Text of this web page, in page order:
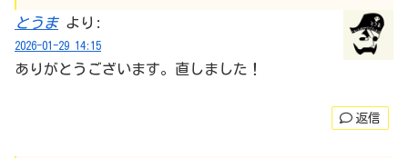
とうま より:
2026-01-29 14:15
ありがとうございます。直しました！
返信